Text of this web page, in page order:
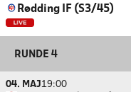
Rødding IF (S3/45)
RUNDE 4
04. MAJ19:00